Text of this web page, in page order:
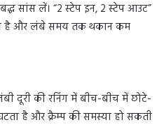
सांस लें। “2 स्टेप इन, 2 स्टेप आउट”
है और लंबे समय तक थकान कम
दूरी की रनिंग में बीच-बीच में छोटे-
है और क्रैम्प की समस्या हो सकती